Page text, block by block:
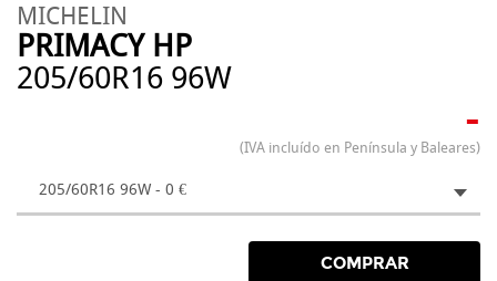
MICHELIN
PRIMACY HP
205/60R16 96W
-
(IVA incluído en Península y Baleares)
205/60R16 96W - 0 €
COMPRAR